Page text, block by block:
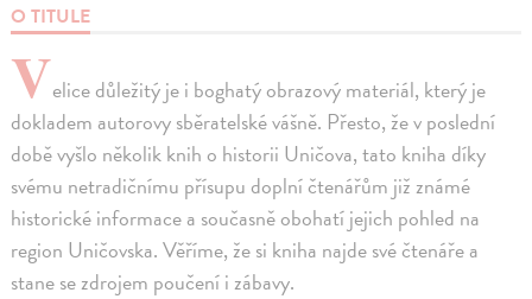
O TITULE
Velice důležitý je i boghatý obrazový materiál, který je
dokladem autorovy sběratelské vášně. Přesto, že v poslední
době vyšlo několik knih o historii Uničova, tato kniha díky
svému netradičnímu přísupu doplní čtenářům již známé
historické informace a současně obohatí jejich pohled na
region Uničovska. Věříme, že si kniha najde své čtenáře a
stane se zdrojem poučení i zábavy.